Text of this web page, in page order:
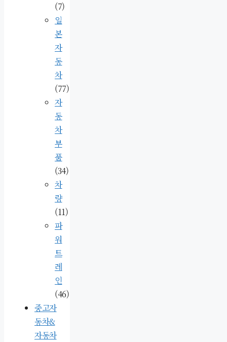
(7)
일
본
자
동
차
(77)
자
동
차
부
품
(34)
차
량
(11)
파
워
트
레
인
(46)
중고자
동차&
자동차